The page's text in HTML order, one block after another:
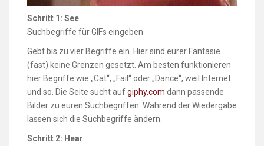
Schritt 1: See
Suchbegriffe für GIFs eingeben
Gebt bis zu vier Begriffe ein. Hier sind eurer Fantasie
(fast) keine Grenzen gesetzt. Am besten funktionieren
hier Begriffe wie „Cat“, „Fail“ oder „Dance“, weil Internet
und so. Die Seite sucht aufgiphy.com dann passende
Bilder zu euren Suchbegriffen. Während der Wiedergabe
lassen sich die Suchbegriffe ändern.
Schritt 2: Hear